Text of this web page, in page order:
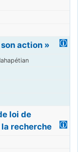
action »
loi de
recherche